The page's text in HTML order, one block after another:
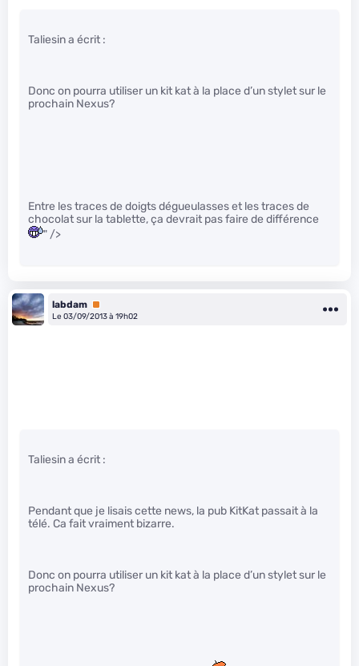
Taliesin a écrit :
Donc on pourra utiliser un kit kat à la place d’un stylet sur le
prochain Nexus?
Entre les traces de doigts dégueulasses et les traces de
chocolat sur la tablette, ça devrait pas faire de différence
" />
labdam Premium
Le 03/09/2013 à 19h02
Taliesin a écrit :
Pendant que je lisais cette news, la pub KitKat passait à la
télé. Ca fait vraiment bizarre.
Donc on pourra utiliser un kit kat à la place d’un stylet sur le
prochain Nexus?